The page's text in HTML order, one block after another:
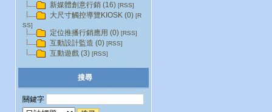
新媒體創意行銷 (16) [RSS]
大尺寸觸控導覽KIOSK (0) [R
SS]
定位推播行銷應用 (0) [RSS]
互動設計監造 (0) [RSS]
互動遊戲 (3) [RSS]
搜尋
關鍵字